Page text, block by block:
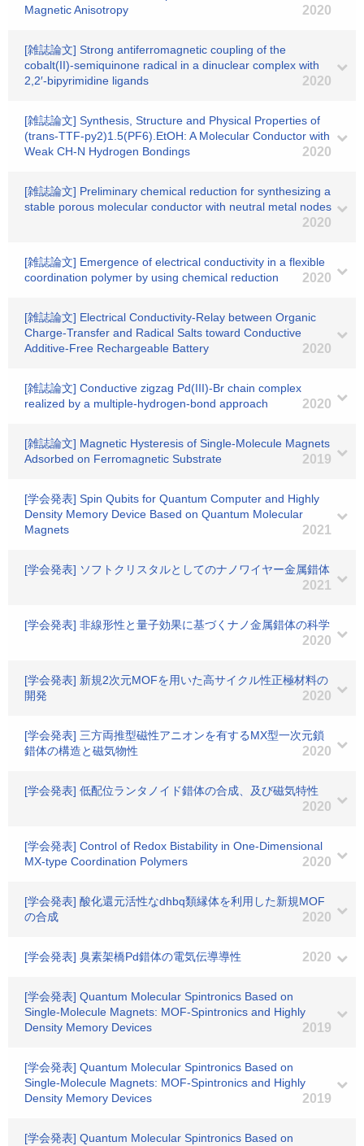
Magnetic Anisotropy
2020
[雑誌論文] Strong antiferromagnetic coupling of the
cobalt(II)-semiquinone radical in a dinuclear complex with
2,2′-bipyrimidine ligands
2020
[雑誌論文] Synthesis, Structure and Physical Properties of
(trans-TTF-py2)1.5(PF6).EtOH: A Molecular Conductor with
Weak CH-N Hydrogen Bondings
2020
[雑誌論文] Preliminary chemical reduction for synthesizing a
stable porous molecular conductor with neutral metal nodes
2020
[雑誌論文] Emergence of electrical conductivity in a flexible
coordination polymer by using chemical reduction
2020
[雑誌論文] Electrical Conductivity-Relay between Organic
Charge-Transfer and Radical Salts toward Conductive
Additive-Free Rechargeable Battery
2020
[雑誌論文] Conductive zigzag Pd(III)-Br chain complex
realized by a multiple-hydrogen-bond approach
2020
[雑誌論文] Magnetic Hysteresis of Single-Molecule Magnets
Adsorbed on Ferromagnetic Substrate
2019
[学会発表] Spin Qubits for Quantum Computer and Highly
Density Memory Device Based on Quantum Molecular
Magnets
2021
[学会発表] ソフトクリスタルとしてのナノワイヤー金属錯体
2021
[学会発表] 非線形性と量子効果に基づくナノ金属錯体の科学
2020
[学会発表] 新規2次元MOFを用いた高サイクル性正極材料の
開発
2020
[学会発表] 三方両推型磁性アニオンを有するMX型一次元鎖
錯体の構造と磁気物性
2020
[学会発表] 低配位ランタノイド錯体の合成、及び磁気特性
2020
[学会発表] Control of Redox Bistability in One-Dimensional
MX-type Coordination Polymers
2020
[学会発表] 酸化還元活性なdhbq類縁体を利用した新規MOF
の合成
2020
[学会発表] 臭素架橋Pd錯体の電気伝導導性 2020
[学会発表] Quantum Molecular Spintronics Based on
Single-Molecule Magnets: MOF-Spintronics and Highly
Density Memory Devices
2019
[学会発表] Quantum Molecular Spintronics Based on
Single-Molecule Magnets: MOF-Spintronics and Highly
Density Memory Devices
2019
[学会発表] Quantum Molecular Spintronics Based on